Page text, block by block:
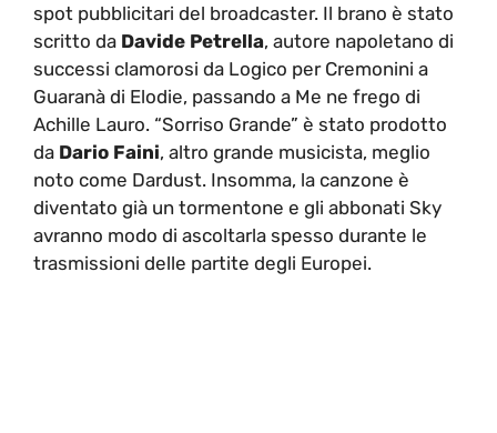
spot pubblicitari del broadcaster. Il brano è stato
scritto da Davide Petrella, autore napoletano di
successi clamorosi da Logico per Cremonini a
Guaranà di Elodie, passando a Me ne frego di
Achille Lauro. “Sorriso Grande” è stato prodotto
da Dario Faini, altro grande musicista, meglio
noto come Dardust. Insomma, la canzone è
diventato già un tormentone e gli abbonati Sky
avranno modo di ascoltarla spesso durante le
trasmissioni delle partite degli Europei.